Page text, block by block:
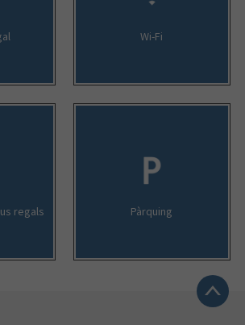
Wi-Fi
regals Pàrquing